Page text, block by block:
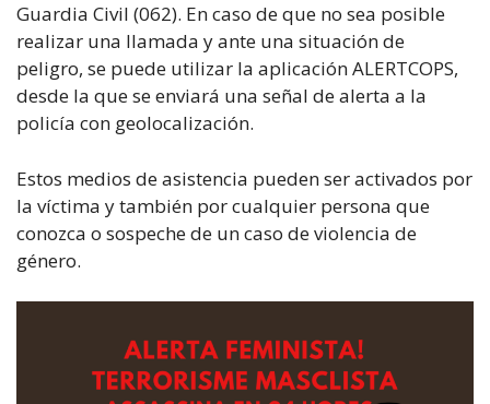
Guardia Civil (062). En caso de que no sea posible
realizar una llamada y ante una situación de
peligro, se puede utilizar la aplicación ALERTCOPS,
desde la que se enviará una señal de alerta a la
policía con geolocalización.
Estos medios de asistencia pueden ser activados por
la víctima y también por cualquier persona que
conozca o sospeche de un caso de violencia de
género.